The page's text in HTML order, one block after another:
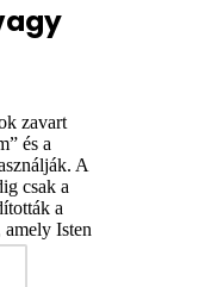
zavart
és a
A
csak a
a
Isten